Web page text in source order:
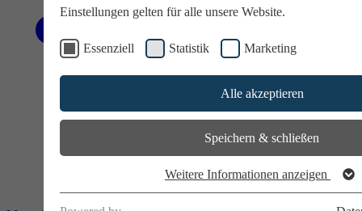
Einstellungen gelten für alle unsere Website.
Essenziell Statistik Marketing
Alle akzeptieren
Speichern & schließen
Weitere Informationen anzeigen